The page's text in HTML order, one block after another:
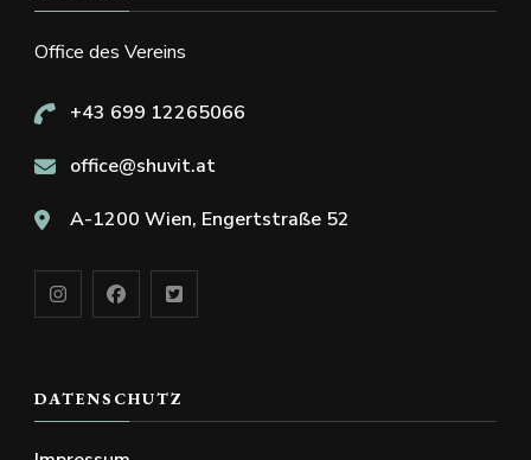
Office des Vereins
+43 699 12265066
office@shuvit.at
A-1200 Wien, Engertstraße 52
DATENSCHUTZ